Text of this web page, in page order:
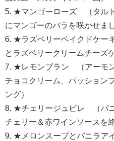
5. ★マンゴーローズ （タル
にマンゴーのバラを咲かせまし
6. ★ラズベリーベイクドケー
とラズベリークリームチーズ
7. ★レモンブラン （アーモ
チョコクリーム、パッション
ング）
8. ★チェリージュビレ （バ
チェリー＆赤ワインソースを
9. ★メロンスープとバニラア